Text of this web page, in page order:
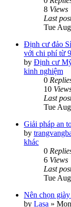
8 Views
Last
Tue
Định cư đảo
với chi phí từ
by Định cư
kinh nghiệm
0
10
Last
Tue
Giải pháp an
by
khác
0
6 Views
Last
Tue
Nên chọn
by Lasa »